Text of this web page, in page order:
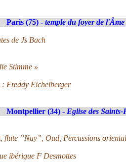
Paris (75) - temple du foyer de l'Âme
de Js Bach
Stimme »
Freddy Eichelberger
Montpellier (34) - Eglise des
flute ”Nay”, Oud, Percussions
ibérique F Desmottes